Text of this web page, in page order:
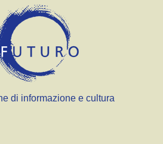
di informazione e cultura